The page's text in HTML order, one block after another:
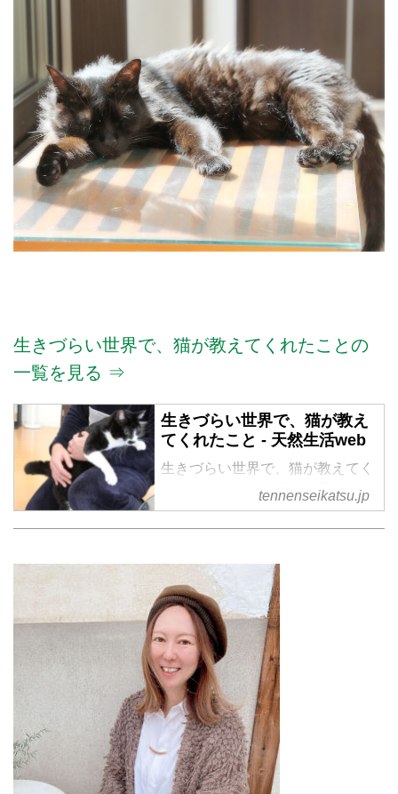
生きづらい世界で、猫が教えてくれたことの
一覧を見る ⇒
生きづらい世界で、猫が教え
てくれたこと - 天然生活web
生きづらい世界で、猫が教えてく
れたこと の記事一覧 - 『天然生
活』が運営する暮らしの情報サイ
ト。食やファッション、暮らしの
の情報を毎日配信
tennenseikatsu.jp